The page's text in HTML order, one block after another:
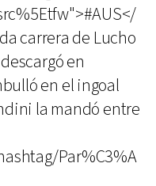
carrera de Lucho
en
en el ingoal
la mandó entre
Par%C3%A